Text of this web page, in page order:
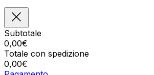
Subtotale
0,00€
Totale con spedizione
0,00€